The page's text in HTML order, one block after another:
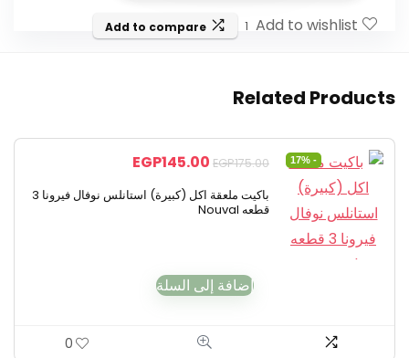
Add to wishlist
1
Add to compare
Related Products
- 17%
EGP175.00
EGP145.00
باكيت ملعقة اكل (كبيرة) استانلس نوفال فيرونا 3
قطعه Nouval
إضافة إلى السلة
0